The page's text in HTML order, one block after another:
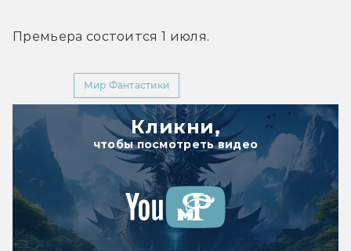
Премьера состоится 1 июля.
Мир Фантастики
Кликни,
чтобы посмотреть видео